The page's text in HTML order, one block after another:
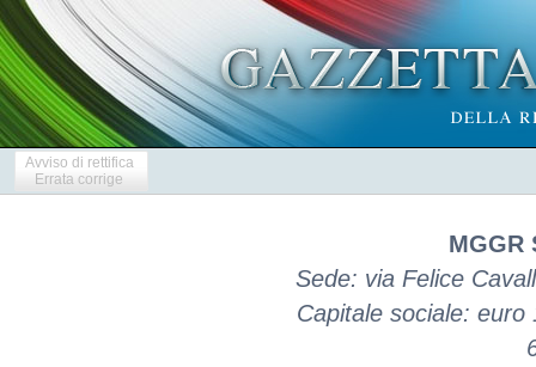
Avviso di rettifica
Errata corrige
MGGR
Sede: via Felice
Capitale sociale: